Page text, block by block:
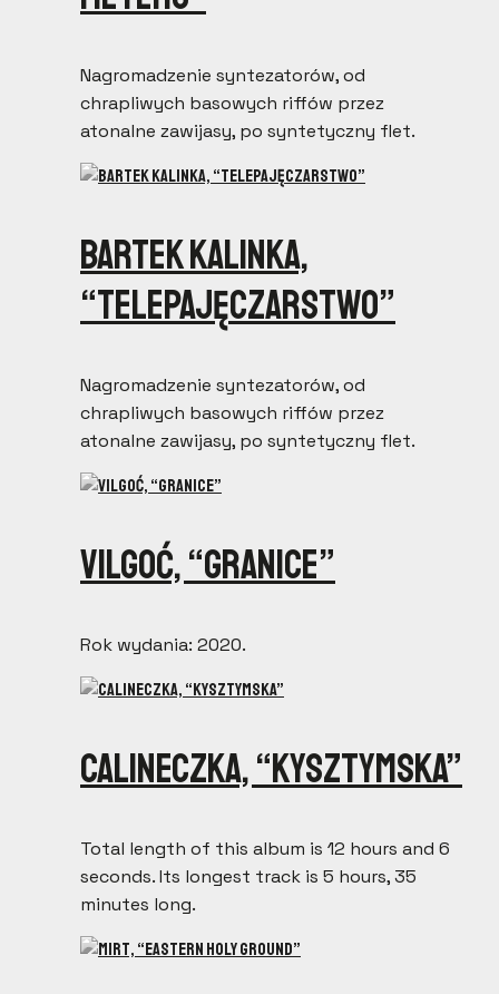
Nagromadzenie syntezatorów, od
chrapliwych basowych riffów przez
atonalne zawijasy, po syntetyczny flet.
Bartek Kalinka,
“Telepajęczarstwo”
Nagromadzenie syntezatorów, od
chrapliwych basowych riffów przez
atonalne zawijasy, po syntetyczny flet.
Vilgoć, “Granice”
Rok wydania: 2020.
Calineczka, “kysztymska”
Total length of this album is 12 hours and 6
seconds. Its longest track is 5 hours, 35
minutes long.